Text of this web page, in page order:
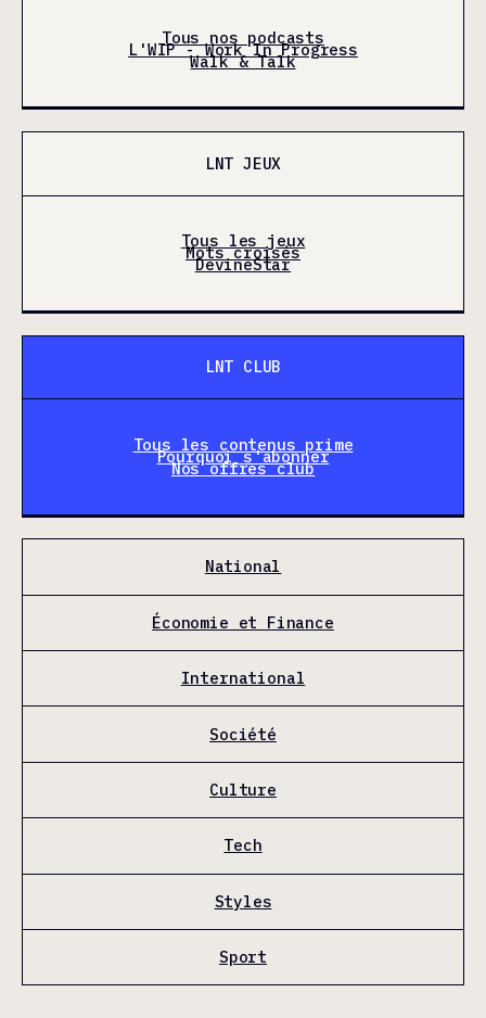
Tous nos podcasts
L'WIP - Work In Progress
Walk & Talk
LNT JEUX
Tous les jeux
Mots croisés
DevineStar
LNT CLUB
Tous les contenus prime
Pourquoi s'abonner
Nos offres club
National
Économie et Finance
International
Société
Culture
Tech
Styles
Sport